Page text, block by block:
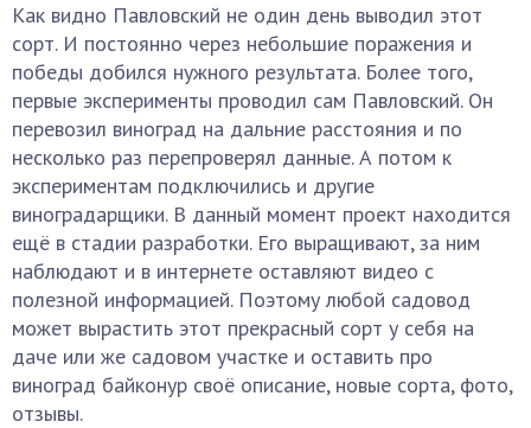
Как видно Павловский не один день выводил этот
сорт. И постоянно через небольшие поражения и
победы добился нужного результата. Более того,
первые эксперименты проводил сам Павловский. Он
перевозил виноград на дальние расстояния и по
несколько раз перепроверял данные. А потом к
экспериментам подключились и другие
виноградарщики. В данный момент проект находится
ещё в стадии разработки. Его выращивают, за ним
наблюдают и в интернете оставляют видео с
полезной информацией. Поэтому любой садовод
может вырастить этот прекрасный сорт у себя на
даче или же садовом участке и оставить про
виноград байконур своё описание, новые сорта, фото,
отзывы.